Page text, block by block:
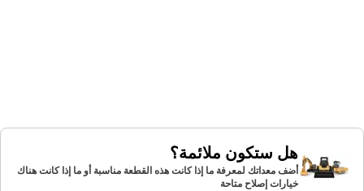
هل ستكون ملائمة؟
أضف معداتك لمعرفة ما إذا كانت هذه القطعة مناسبة أو ما إذا كانت هناك
خيارات إصلاح متاحة